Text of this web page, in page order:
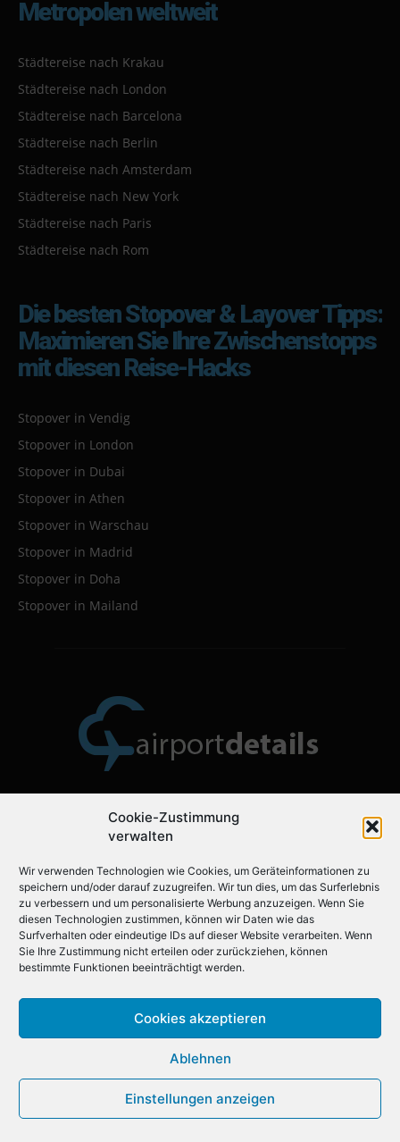
Cookie-Zustimmung
verwalten
Wir verwenden Technologien wie Cookies, um Geräteinformationen zu
speichern und/oder darauf zuzugreifen. Wir tun dies, um das Surferlebnis
zu verbessern und um personalisierte Werbung anzuzeigen. Wenn Sie
diesen Technologien zustimmen, können wir Daten wie das
Surfverhalten oder eindeutige IDs auf dieser Website verarbeiten. Wenn
Sie Ihre Zustimmung nicht erteilen oder zurückziehen, können
bestimmte Funktionen beeinträchtigt werden.
Cookies akzeptieren
Ablehnen
Einstellungen anzeigen
Metropolen weltweit
Städtereise nach Krakau
Städtereise nach London
Städtereise nach Barcelona
Städtereise nach Berlin
Städtereise nach Amsterdam
Städtereise nach New York
Städtereise nach Paris
Städtereise nach Rom
Die besten Stopover & Layover Tipps:
Maximieren Sie Ihre Zwischenstopps
mit diesen Reise-Hacks
Stopover in Vendig
Stopover in London
Stopover in Dubai
Stopover in Athen
Stopover in Warschau
Stopover in Madrid
Stopover in Doha
Stopover in Mailand
Über uns
Airportdetails.de ist der ideale Flughafenführer für Ihre
nächste Reise.
Folgen Sie uns auf
Airportdetails- Alle Rechte vorbehalten | * = Affiliatelinks
Impressum Datenschutzerklärung Sitemap Cookie-Richtlinie (EU)